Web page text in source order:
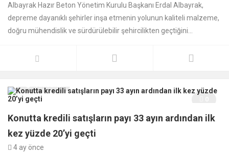
Albayrak Hazır Beton Yönetim Kurulu Başkanı Erdal Albayrak,
depreme dayanıklı şehirler inşa etmenin yolunun kaliteli malzeme,
doğru mühendislik ve sürdürülebilir şehircilikten geçtiğini...
Konutta kredili satışların payı 33 ayın ardından ilk
kez yüzde 20’yi geçti
4 ay önce